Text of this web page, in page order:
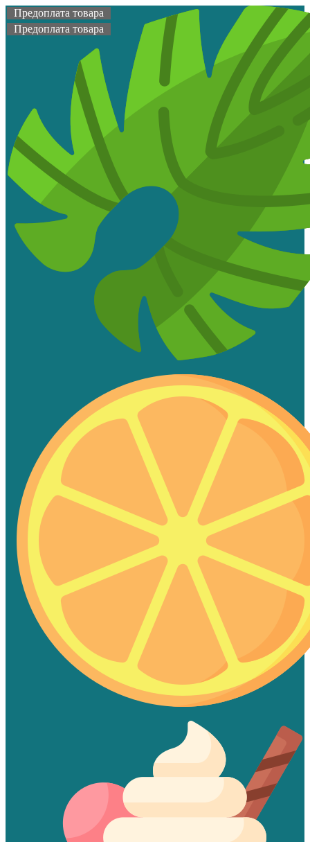
Предоплата товара
Предоплата товара
Топ продаж
Предоплата товара
Предоплата товара
Предоплата товара